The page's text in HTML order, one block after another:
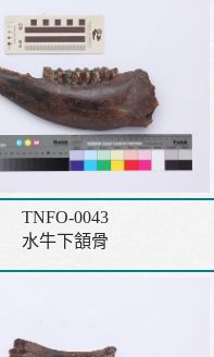
TNFO-0043
水牛下頷骨